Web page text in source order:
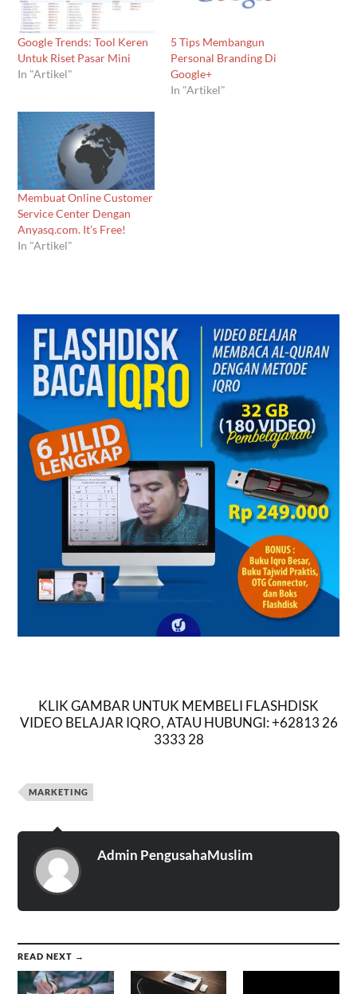
Google Trends: Tool Keren
Untuk Riset Pasar Mini
In "Artikel"
5 Tips Membangun
Personal Branding Di
Google+
In "Artikel"
Membuat Online Customer
Service Center Dengan
Anyasq.com. It’s Free!
In "Artikel"
KLIK GAMBAR UNTUK MEMBELI FLASHDISK
VIDEO BELAJAR IQRO, ATAU HUBUNGI: +62813 26
3333 28
MARKETING
Admin PengusahaMuslim
READ NEXT →